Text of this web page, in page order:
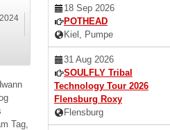
Tag,
18 Sep 2026
POTHEAD
Kiel, Pumpe
31 Aug 2026
SOULFLY Tribal
Technology Tour 2026
Flensburg Roxy
Flensburg